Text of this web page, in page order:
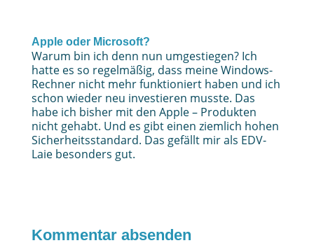
Apple oder Microsoft?
Warum bin ich denn nun umgestiegen? Ich
hatte es so regelmäßig, dass meine Windows-
Rechner nicht mehr funktioniert haben und ich
schon wieder neu investieren musste. Das
habe ich bisher mit den Apple – Produkten
nicht gehabt. Und es gibt einen ziemlich hohen
Sicherheitsstandard. Das gefällt mir als EDV-
Laie besonders gut.
Kommentar absenden